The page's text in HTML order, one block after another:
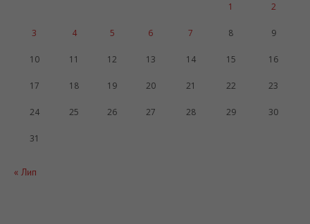
« Лип
1 2
3 4 5 6 7 8 9
10 11 12 13 14 15 16
17 18 19 20 21 22 23
24 25 26 27 28 29 30
31